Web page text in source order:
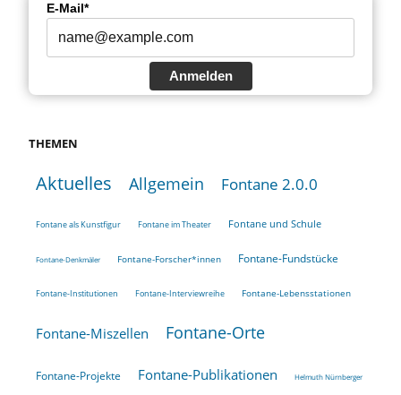
E-Mail*
Anmelden
THEMEN
Aktuelles Allgemein Fontane 2.0.0
Fontane als Kunstfigur Fontane im Theater Fontane und Schule
Fontane-Denkmäler Fontane-Forscher*innen Fontane-Fundstücke
Fontane-Institutionen Fontane-Interviewreihe Fontane-Lebensstationen
Fontane-Miszellen Fontane-Orte
Fontane-Projekte Fontane-Publikationen Helmuth Nürnberger